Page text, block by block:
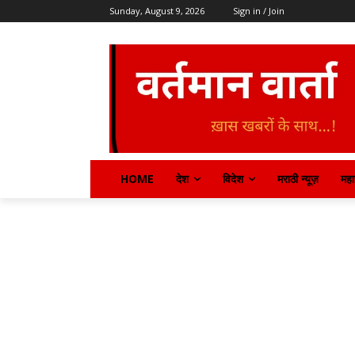
Sunday, August 9, 2026 Sign in / Join
HOME देश विदेश मराठी न्यूज़